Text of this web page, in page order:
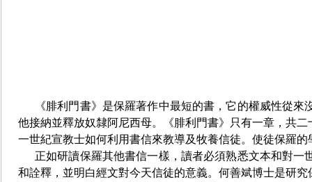
《腓利門書》是保羅著作中最短的書，它的權威性從
他接納並釋放奴隸阿尼西母。《腓利門書》只有一章，共
一世紀宣教士如何利用書信來教導及牧養信徒。使徒保羅
正如研讀保羅其他書信一樣，讀者必須熟悉文本和對
和詮釋，並明白經文對今天信徒的意義。何善斌博士是研